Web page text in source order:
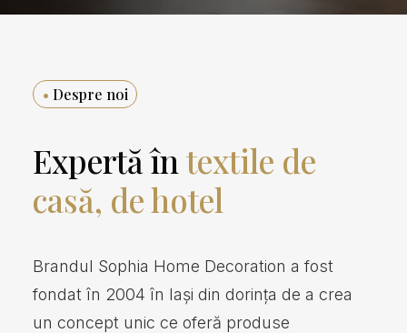
• Despre noi
Expertă în textile de
casă, de hotel
Brandul Sophia Home Decoration a fost
fondat în 2004 în Iași din dorința de a crea
un concept unic ce oferă produse